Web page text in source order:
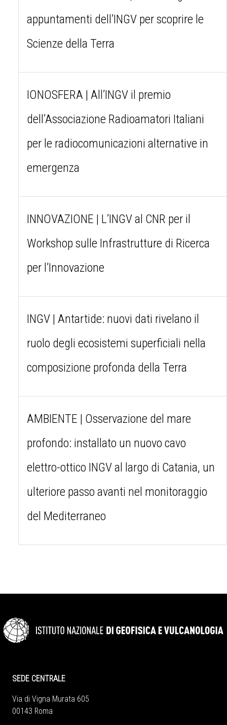
appuntamenti dell’INGV per scoprire le
Scienze della Terra
IONOSFERA | All’INGV il premio
dell’Associazione Radioamatori Italiani
per le radiocomunicazioni alternative in
emergenza
INNOVAZIONE | L’INGV al CNR per il
Workshop sulle Infrastrutture di Ricerca
per l’Innovazione
INGV | Antartide: nuovi dati rivelano il
ruolo degli ecosistemi superficiali nella
composizione profonda della Terra
AMBIENTE | Osservazione del mare
profondo: installato un nuovo cavo
elettro-ottico INGV al largo di Catania, un
ulteriore passo avanti nel monitoraggio
del Mediterraneo
SEDE CENTRALE
Via di Vigna Murata 605
00143 Roma